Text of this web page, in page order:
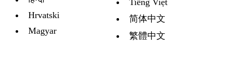
Hrvatski
Magyar
Tiếng Việt
简体中文
繁體中文